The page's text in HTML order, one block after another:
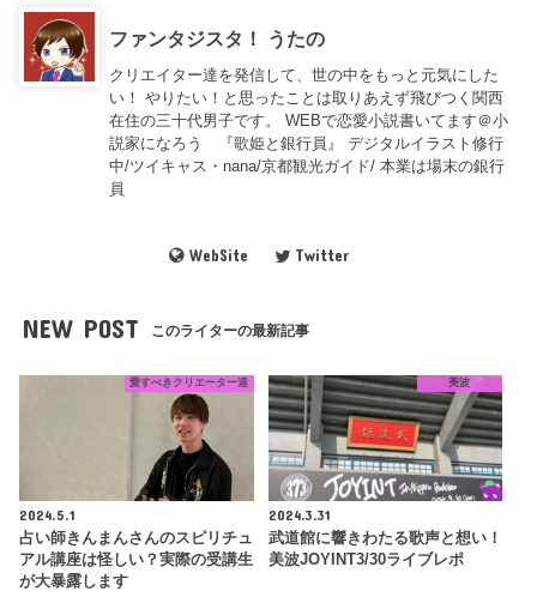
ファンタジスタ！ うたの
クリエイター達を発信して、世の中をもっと元気にした
い！ やりたい！と思ったことは取りあえず飛びつく関西
在住の三十代男子です。 WEBで恋愛小説書いてます＠小
説家になろう 『歌姫と銀行員』 デジタルイラスト修行
中/ツイキャス・nana/京都観光ガイド/ 本業は場末の銀行
員
WebSite Twitter
NEW POST このライターの最新記事
愛すべきクリエーター達
2024.5.1
占い師きんまんさんのスピリチュ
アル講座は怪しい？実際の受講生
が大暴露します
美波
2024.3.31
武道館に響きわたる歌声と想い！
美波JOYINT3/30ライブレポ